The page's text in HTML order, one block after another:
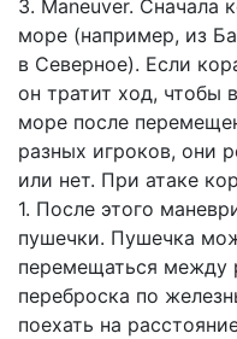
3. Maneuver. Сначала
море (например, из
в Северное). Если
он тратит ход, чтобы
море после
разных игроков, они
или нет. При атаке
1. После этого
пушечки. Пушечка
перемещаться между
переброска по
поехать на